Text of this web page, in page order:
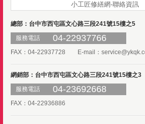
小工匠修繕網-聯絡資訊
總部：台中市西屯區文心路三段241號15樓之5
服務電話
04-22937766
FAX：04-22937728 E-mail：
網銷部：台中市西屯區文心路三段241號15樓之3
服務電話
04-23692668
FAX：04-22936886